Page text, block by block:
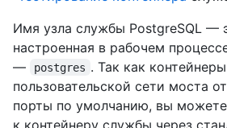
Имя узла службы PostgreSQL —
настроенная в рабочем
—
postgres . Так как
пользовательской сети моста
порты по умолчанию, вы можете
к контейнеру службы через